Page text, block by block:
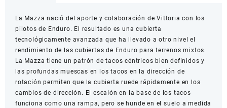
La Mazza nació del aporte y colaboración de Vittoria con los
pilotos de Enduro. El resultado es una cubierta
tecnológicamente avanzada que ha llevado a otro nivel el
rendimiento de las cubiertas de Enduro para terrenos mixtos.
La Mazza tiene un patrón de tacos céntricos bien definidos y
las profundas muescas en los tacos en la dirección de
rotación permiten que la cubierta ruede rápidamente en los
cambios de dirección. El escalón en la base de los tacos
funciona como una rampa, pero se hunde en el suelo a medida